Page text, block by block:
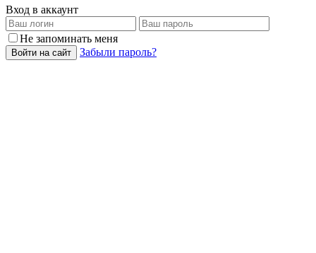
Вход в аккаунт
Не запоминать меня
Войти на сайт Забыли пароль?